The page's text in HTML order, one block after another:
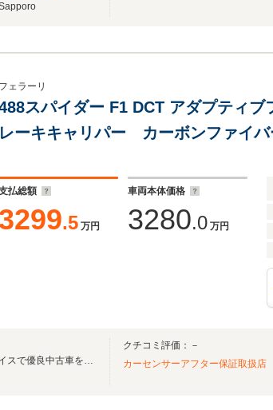
フェラーリ
スパイダー F1 DCT アダプティ
レーキキャリパー カーボンファイ
アパーキングセンサ
払総額
3299.5 万円
車両本体価格
3280.0 万円
他店に負けないくらいのロープライスで優良中古車をご提供いたします！
クチコミ評価：－
カーセンサーアフター保証取扱店